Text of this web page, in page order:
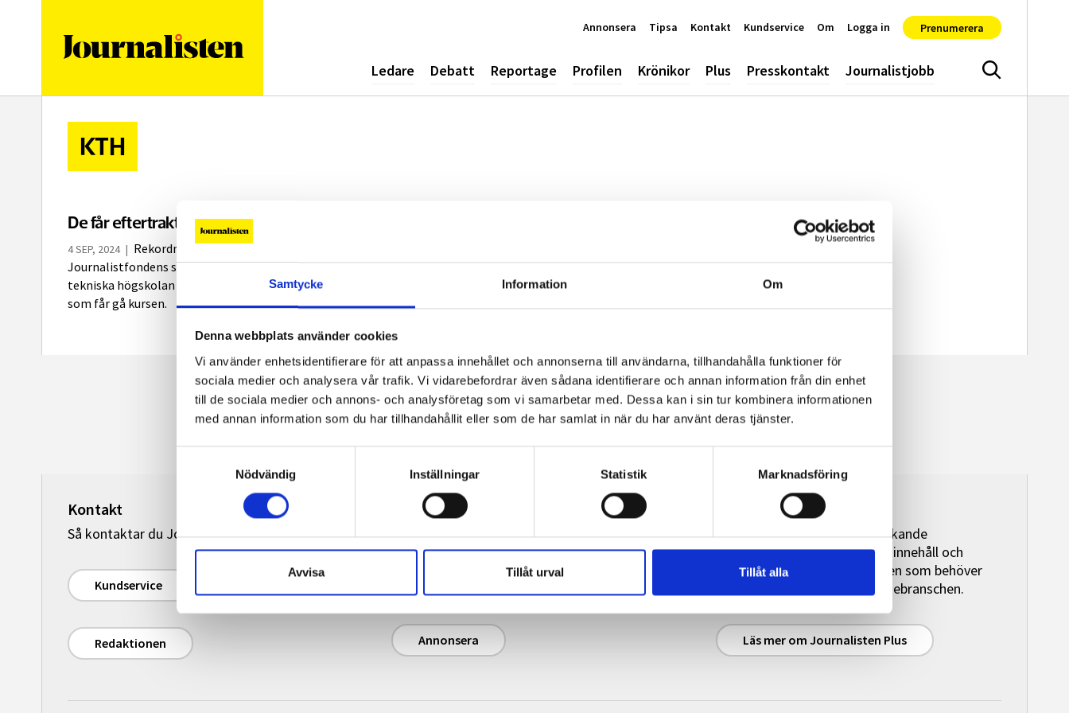
Samtycke Information Om
Denna webbplats använder cookies
Vi använder enhetsidentifierare för att anpassa innehållet och annonserna till användarna, tillhandahålla funktioner för
sociala medier och analysera vår trafik. Vi vidarebefordrar även sådana identifierare och annan information från din enhet
till de sociala medier och annons- och analysföretag som vi samarbetar med. Dessa kan i sin tur kombinera informationen
med annan information som du har tillhandahållit eller som de har samlat in när du har använt deras tjänster.
Nödvändig
Inställningar Statistik Marknadsföring
Avvisa Tillåt urval Tillåt alla
Ledare Debatt Reportage Profilen Krönikor Plus Presskontakt Journalistjobb Sök
Annonsera Tipsa Kontakt Kundservice Om Logga in Prenumerera
KTH
De får eftertraktade AI-stipendiet
4 SEP, 2024 | Rekordmånga – 97 personer – sökte
Journalistfondens stipendiekurs i AI på Kungliga
tekniska högskolan i Stockholm i höst. Här är de 16
som får gå kursen.
Kontakt
Så kontaktar du Journalisten:
Kundservice
Redaktionen
Annonsera
Journalisten.se har 240 000 unika sidvisningar
och 120 000 unika besökare per månad (i
genomsnitt). Magasinet Journalisten har en
upplaga på cirka 13 500 ex (2025).
Annonsera
Journalisten Plus
Journalisten Plus är en heltäckande
premiumtjänst med exklusivt innehåll och
granskande journalistik för den som behöver
initierad bevakningen av mediebranschen.
Läs mer om Journalisten Plus